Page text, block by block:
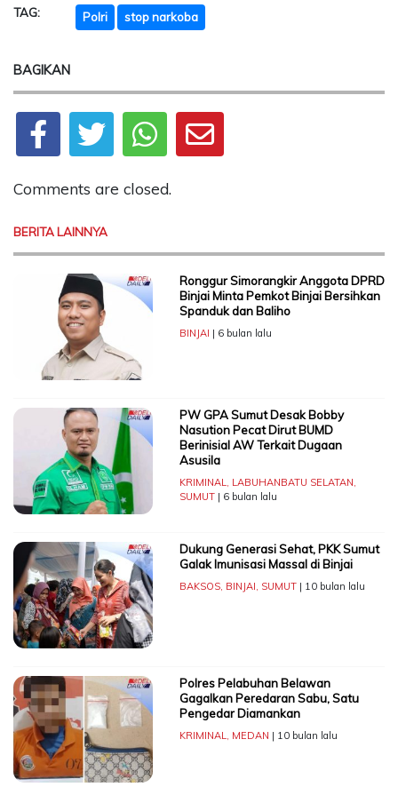
TAG: Polri stop narkoba
BAGIKAN
Comments are closed.
BERITA LAINNYA
Ronggur Simorangkir Anggota DPRD
Binjai Minta Pemkot Binjai Bersihkan
Spanduk dan Baliho
BINJAI | 6 bulan lalu
PW GPA Sumut Desak Bobby
Nasution Pecat Dirut BUMD
Berinisial AW Terkait Dugaan
Asusila
KRIMINAL, LABUHANBATU SELATAN,
SUMUT| 6 bulan lalu
Dukung Generasi Sehat, PKK Sumut
Galak Imunisasi Massal di Binjai
BAKSOS, BINJAI, SUMUT| 10 bulan lalu
Polres Pelabuhan Belawan
Gagalkan Peredaran Sabu, Satu
Pengedar Diamankan
KRIMINAL, MEDAN | 10 bulan lalu